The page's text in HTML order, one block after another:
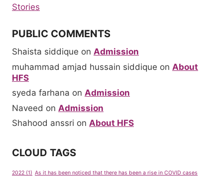
Stories
PUBLIC COMMENTS
Shaista siddique on Admission
muhammad amjad hussain siddique on About
HFS
syeda farhana on Admission
Naveed on Admission
Shahood anssri on About HFS
CLOUD TAGS
2022 (1) As it has been noticed that there has been a rise in COVID cases